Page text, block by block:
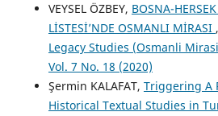
VEYSEL ÖZBEY, BOSNA-
LİSTESİ’NDE OSMANLI MİRASI ,
Legacy Studies (Osmanli
Vol. 7 No. 18 (2020)
Şermin KALAFAT, Triggering A
Historical Textual Studies in